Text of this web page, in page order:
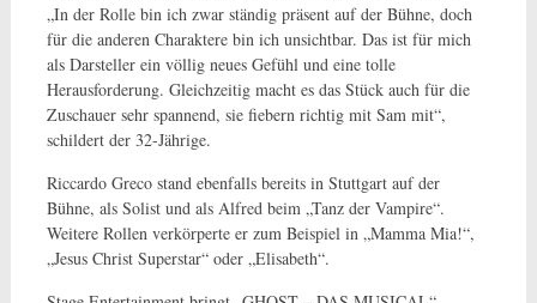
„In der Rolle bin ich zwar ständig präsent auf der Bühne, doch
für die anderen Charaktere bin ich unsichtbar. Das ist für mich
als Darsteller ein völlig neues Gefühl und eine tolle
Herausforderung. Gleichzeitig macht es das Stück auch für die
Zuschauer sehr spannend, sie fiebern richtig mit Sam mit“,
schildert der 32-Jährige.
Riccardo Greco stand ebenfalls bereits in Stuttgart auf der
Bühne, als Solist und als Alfred beim „Tanz der Vampire“.
Weitere Rollen verkörperte er zum Beispiel in „Mamma Mia!“,
„Jesus Christ Superstar“ oder „Elisabeth“.